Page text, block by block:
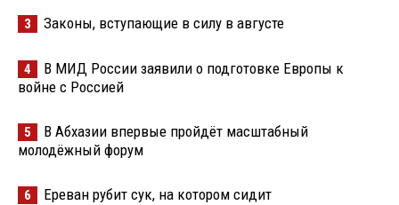
3 Законы, вступающие в силу в августе
4
В МИД России заявили о подготовке Европы к
войне с Россией
5
В Абхазии впервые пройдёт масштабный
молодёжный форум
6 Ереван рубит сук, на котором сидит